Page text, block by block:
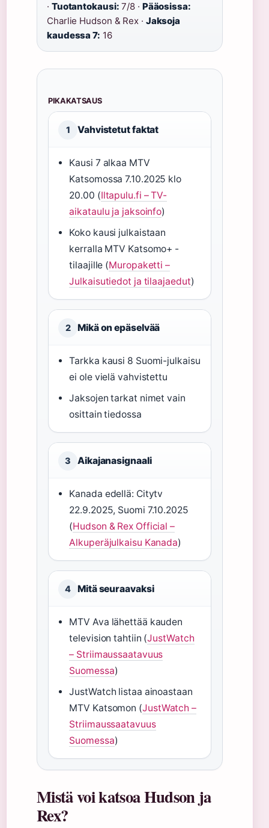
· Tuotantokausi: 7/8 · Pääosissa:
Charlie Hudson & Rex · Jaksoja
kaudessa 7: 16
PIKAKATSAUS
1 Vahvistetut faktat
Kausi 7 alkaa MTV
Katsomossa 7.10.2025 klo
20.00 (Iltapulu.fi – TV-
aikataulu ja jaksoinfo)
Koko kausi julkaistaan
kerralla MTV Katsomo+ -
tilaajille (Muropaketti –
Julkaisutiedot ja tilaajaedut)
2 Mikä on epäselvää
Tarkka kausi 8 Suomi-julkaisu
ei ole vielä vahvistettu
Jaksojen tarkat nimet vain
osittain tiedossa
3 Aikajanasignaali
Kanada edellä: Citytv
22.9.2025, Suomi 7.10.2025
(Hudson & Rex Official –
Alkuperäjulkaisu Kanada)
4 Mitä seuraavaksi
MTV Ava lähettää kauden
television tahtiin (JustWatch
– Striimaussaatavuus
Suomessa)
JustWatch listaa ainoastaan
MTV Katsomon (JustWatch –
Striimaussaatavuus
Suomessa)
Mistä voi katsoa Hudson ja
Rex?